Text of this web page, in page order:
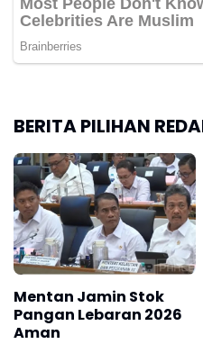
BERITA PILIHAN
Mentan Jamin Stok
Pangan Lebaran 2026
Aman